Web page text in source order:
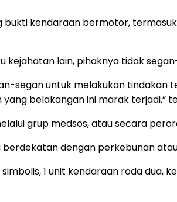
kendaraan bermotor,
lain, pihaknya tidak
segan untuk melakukan
belakangan ini marak terjadi,”
grup medsos, atau secara
dengan perkebunan
1 unit kendaraan roda dua,